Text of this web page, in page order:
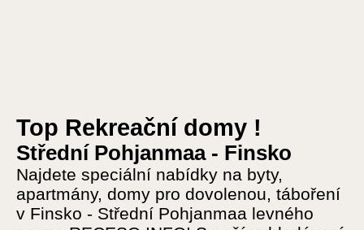
Top Rekreační domy !
Střední Pohjanmaa - Finsko
Najdete speciální nabídky na byty,
apartmány, domy pro dovolenou, táboření
v Finsko - Střední Pohjanmaa levného